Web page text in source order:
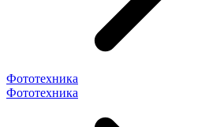
Фототехника
Фототехника